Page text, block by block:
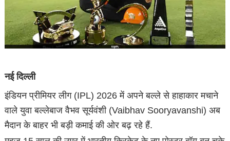
नई दिल्ली
इंड‍ियन प्रीम‍ियर लीग (IPL) 2026 में अपने बल्ले से हाहाकार मचाने
वाले युवा बल्लेबाज वैभव सूर्यवंशी (Vaibhav Sooryavanshi) अब
मैदान के बाहर भी बड़ी कमाई की ओर बढ़ रहे हैं.